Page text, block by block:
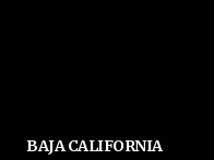
BAJA CALIFORNIA